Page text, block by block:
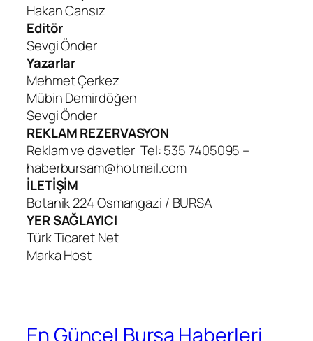
Hakan Cansız
Editör
Sevgi Önder
Yazarlar
Mehmet Çerkez
Mübin Demirdöğen
Sevgi Önder
REKLAM REZERVASYON
Reklam ve davetler Tel: 535 7405095 –
haberbursam@hotmail.com
İLETİŞİM
Botanik 224 Osmangazi / BURSA
YER SAĞLAYICI
Türk Ticaret Net
Marka Host
En Güncel Bursa Haberleri